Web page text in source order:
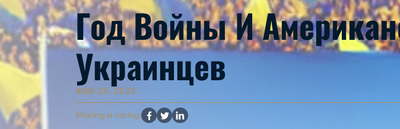
Год Войны И
Украинцев
ФЕВ 24, 2023
Sharing is caring: